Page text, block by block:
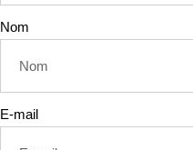
Nom
E-mail